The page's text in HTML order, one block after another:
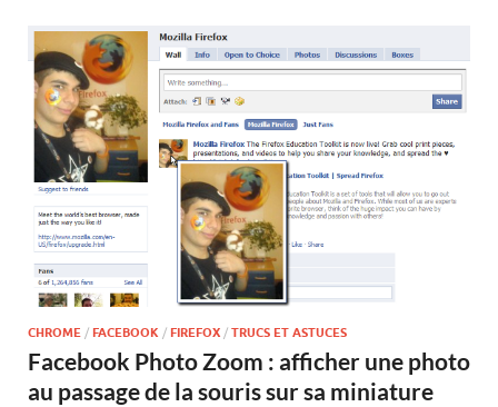
CHROME / FACEBOOK / FIREFOX / TRUCS ET ASTUCES
Facebook Photo Zoom : afficher une photo
au passage de la souris sur sa miniature